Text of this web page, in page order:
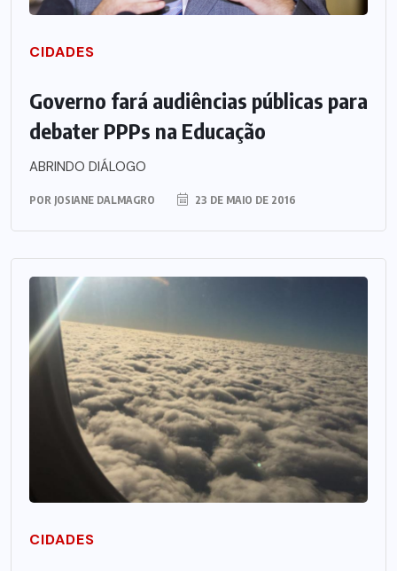
CIDADES
Governo fará audiências públicas para
debater PPPs na Educação
ABRINDO DIÁLOGO
POR JOSIANE DALMAGRO 23 DE MAIO DE 2016
CIDADES